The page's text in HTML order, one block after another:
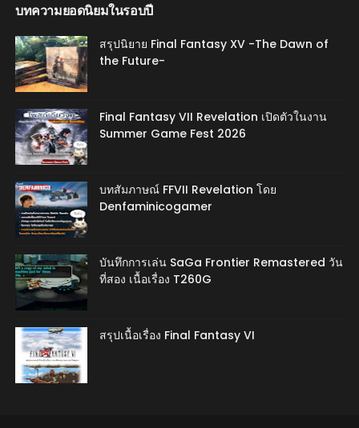
บทความยอดนิยมในรอบปี
สรุปนิยาย Final Fantasy XV -The Dawn of
the Future-
Final Fantasy VII Revelation เปิดตัวในงาน
Summer Game Fest 2026
บทสัมภาษณ์ FFVII Revelation โดย
Denfaminicogamer
บันทึกการเล่น SaGa Frontier Remastered วัน
ที่สอง เนื้อเรื่อง T260G
สรุปเนื้อเรื่อง Final Fantasy VI